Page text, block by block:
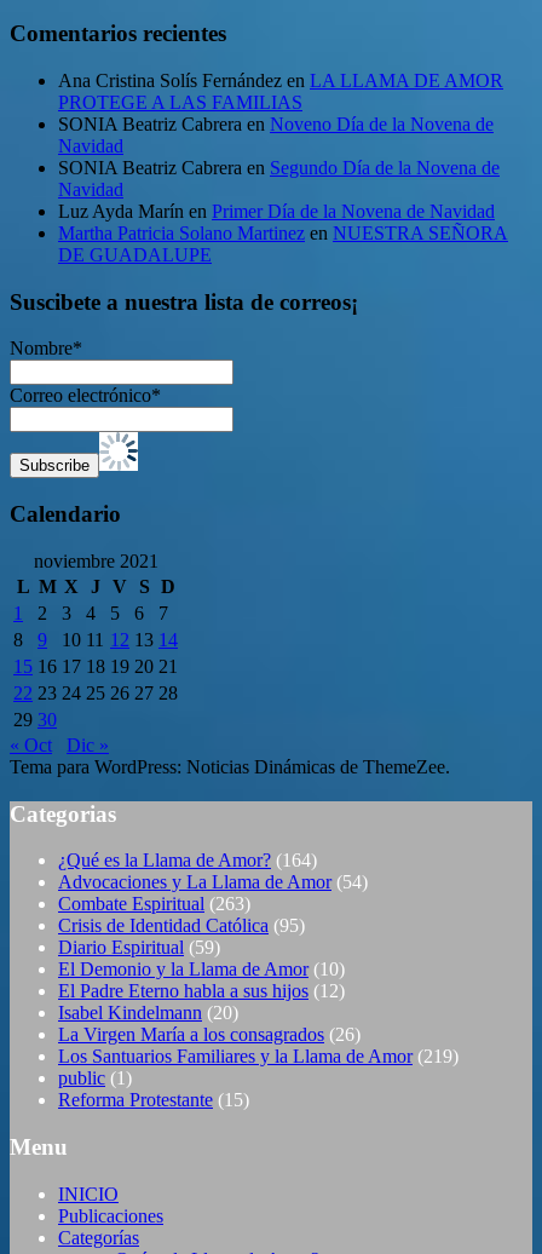
Comentarios recientes
Ana Cristina Solís Fernández en LA LLAMA DE AMOR
PROTEGE A LAS FAMILIAS
SONIA Beatriz Cabrera en Noveno Día de la Novena de
Navidad
SONIA Beatriz Cabrera en Segundo Día de la Novena de
Navidad
Luz Ayda Marín en Primer Día de la Novena de Navidad
Martha Patricia Solano Martinez en NUESTRA SEÑORA
DE GUADALUPE
Suscibete a nuestra lista de correos¡
Nombre*
Correo electrónico*
Calendario
noviembre 2021
L M X J V S D
1
2 3 4 5 6
7
8
9 10 11 12 13 14
15 16 17 18 19 20 21
22 23 24 25 26 27 28
29 30
« Oct
Dic »
Tema para WordPress: Noticias Dinámicas de ThemeZee.
Categorias
¿Qué es la Llama de Amor? (164)
Advocaciones y La Llama de Amor(54)
Combate Espiritual (263)
Crisis de Identidad Católica (95)
Diario Espiritual (59)
El Demonio y la Llama de Amor(10)
El Padre Eterno habla a sus hijos (12)
Isabel Kindelmann (20)
La Virgen María a los consagrados (26)
Los Santuarios Familiares y la Llama de Amor(219)
public (1)
Reforma Protestante (15)
Menu
INICIO
Publicaciones
Categorías